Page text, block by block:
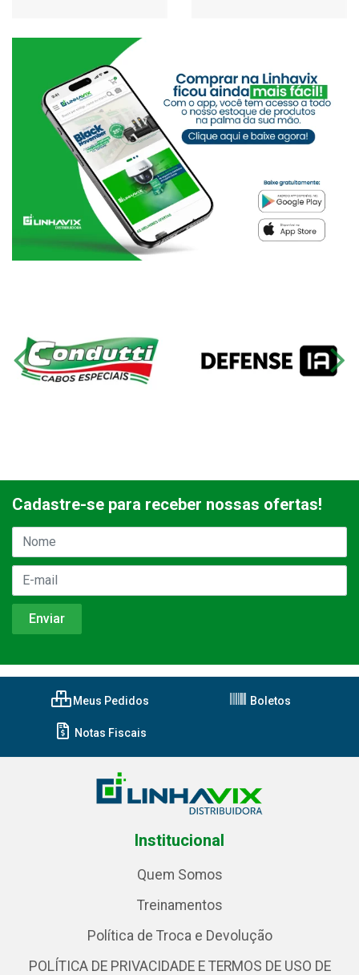
Cadastre-se para receber nossas ofertas!
Meus Pedidos Boletos
Notas Fiscais
Institucional
Quem Somos
Treinamentos
Política de Troca e Devolução
POLÍTICA DE PRIVACIDADE E TERMOS DE USO DE